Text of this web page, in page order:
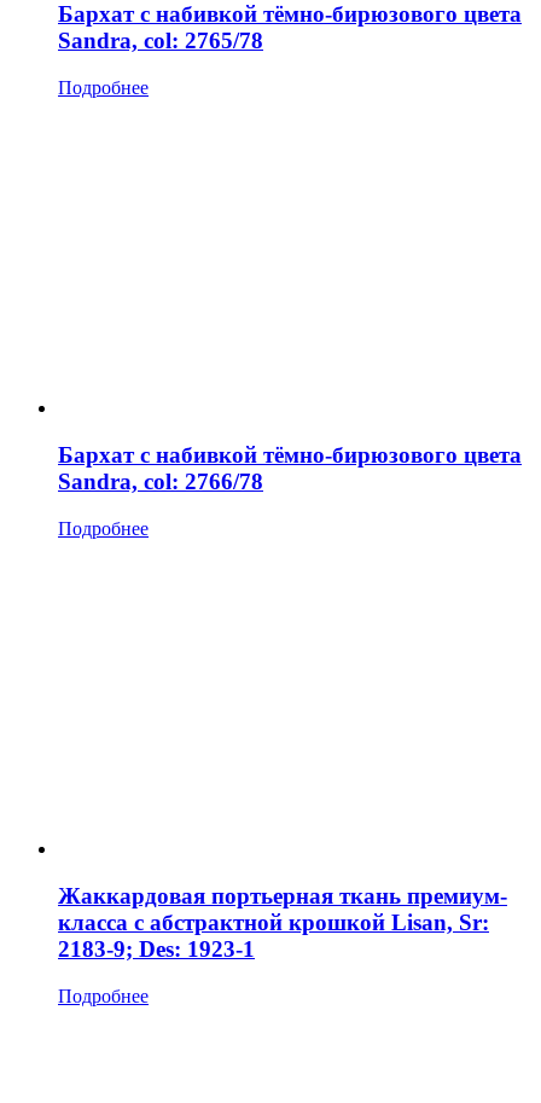
Бархат с набивкой тёмно-бирюзового цвета
Sandra, col: 2765/78
Подробнее
Бархат с набивкой тёмно-бирюзового цвета
Sandra, col: 2766/78
Подробнее
Жаккардовая портьерная ткань премиум-
класса с абстрактной крошкой Lisan, Sr:
2183-9; Des: 1923-1
Подробнее